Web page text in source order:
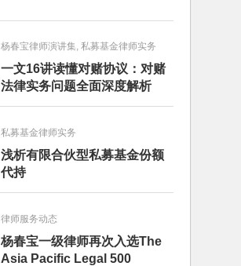
杨春宝律师演讲集, 私募基金律师实务
一文16讲读懂对赌协议：对赌
法律实务问题全面深度解析
私募基金律师实务
浅析有限合伙型私募基金份额
代持
律师服务动态
杨春宝一级律师再次入选The
Asia Pacific Legal 500